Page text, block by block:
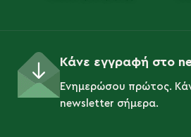
Κάνε εγγραφή στο
Ενημερώσου πρώτος.
newsletter σήμερα.